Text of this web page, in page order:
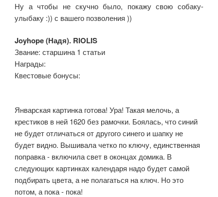
Ну а чтобы не скучно было, покажу свою собаку-
улыбаку :)) с вашего позволения ))
Joyhope (Надя). RIOLIS
Звание: старшина 1 статьи
Награды:
Квестовые бонусы:
Январская картинка готова! Ура! Такая мелочь, а
крестиков в ней 1620 без рамочки. Боялась, что синий
не будет отличаться от другого синего и шапку не
будет видно. Вышивала четко по ключу, единственная
поправка - включила свет в оконцах домика. В
следующих картинках календаря надо будет самой
подбирать цвета, а не полагаться на ключ. Но это
потом, а пока - пока!